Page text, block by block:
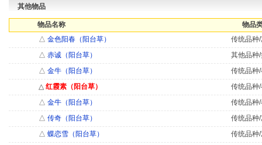
其他物品
物品名称
物品
△ 金色阳春（阳台草）
传统品种
△ 赤诚（阳台草）
其他品种
△ 金牛（阳台草）
传统品种
△ 红霞素（阳台草）
传统品种
△ 金牛（阳台草）
传统品种
△ 传奇（阳台草）
传统品种
△ 蝶恋雪（阳台草）
传统品种